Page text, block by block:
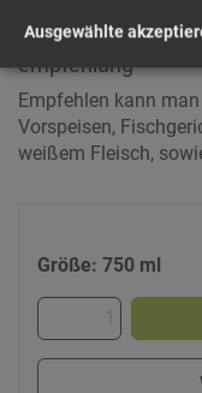
und grünem Laub.
an Körper und Säure.
empfehlung
Empfehlen kann
Vorspeisen,
weißem Fleisch,
Größe: 750 ml
Ausgewählte